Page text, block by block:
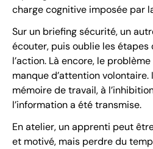
charge cognitive imposée par
Sur un briefing sécurité, un
écouter, puis oublie les étapes
l’action. Là encore, le
manque d’attention
mémoire de travail, à
l’information a été transmise.
En atelier, un apprenti peut
et motivé, mais perdre du